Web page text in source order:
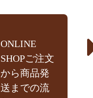
ONLINE
SHOPご注文
から商品発
送までの流